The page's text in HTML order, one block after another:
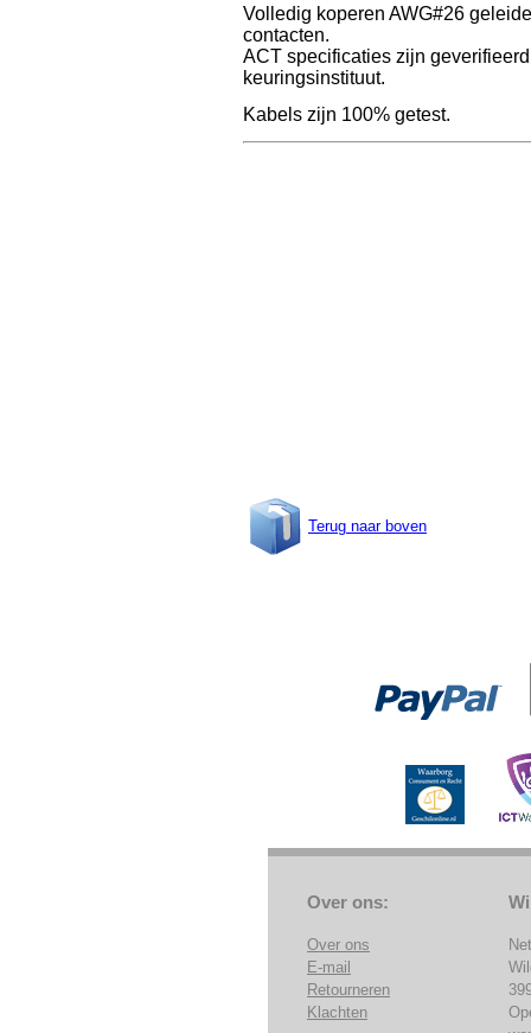
Volledig koperen AWG#26
contacten.
ACT specificaties zijn
keuringsinstituut.
Kabels zijn 100% getest.
Terug naar boven
Over ons:
Over ons
E-mail
Retourneren
Klachten